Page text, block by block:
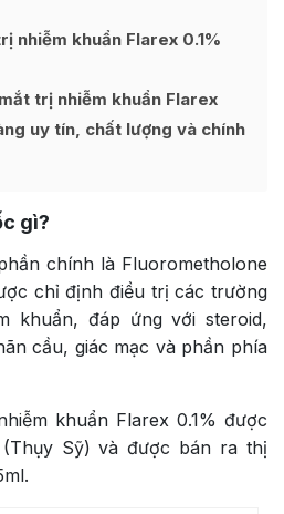
nhiễm khuẩn Flarex 0.1%
trị nhiễm khuẩn Flarex
uy tín, chất lượng và chính
gì?
chính là Fluorometholone
chỉ định điều trị các trường
khuẩn, đáp ứng với steroid,
cầu, giác mạc và phần phía
khuẩn Flarex 0.1% được
Sỹ) và được bán ra thị